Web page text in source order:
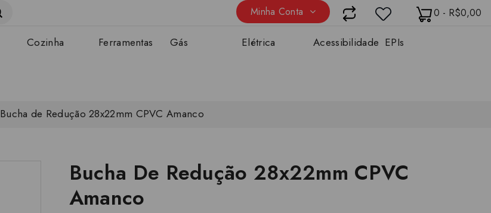
0 - R$0,00
Minha Conta
Cozinha Ferramentas Gás Elétrica Acessibilidade EPIs
Bucha de Redução 28x22mm CPVC Amanco
Bucha De Redução 28x22mm CPVC
Amanco